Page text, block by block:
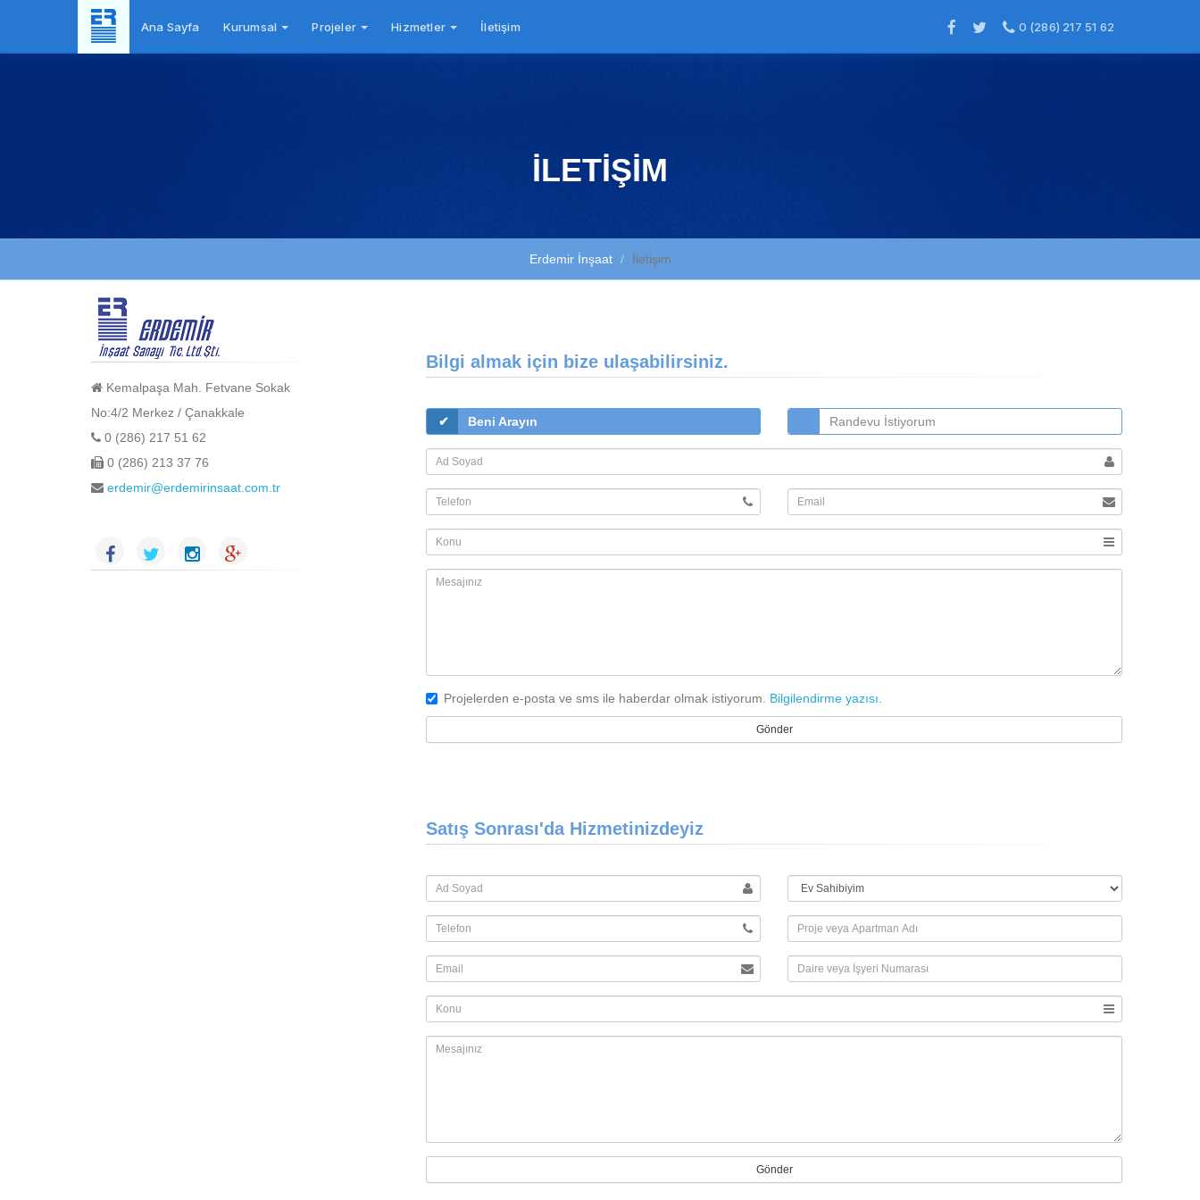
Ana Sayfa Kurumsal Projeler Hizmetler İletişim 0 (286) 217 51 62
İLETİŞİM
Erdemir İnşaat İletişim
Kemalpaşa Mah. Fetvane Sokak
No:4/2 Merkez / Çanakkale
0 (286) 217 51 62
0 (286) 213 37 76
erdemir@erdemirinsaat.com.tr
Bilgi almak için bize ulaşabilirsiniz.
Beni Arayın Randevu İstiyorum
Projelerden e-posta ve sms ile haberdar olmak istiyorum. Bilgilendirme yazısı.
Satış Sonrası'da Hizmetinizdeyiz